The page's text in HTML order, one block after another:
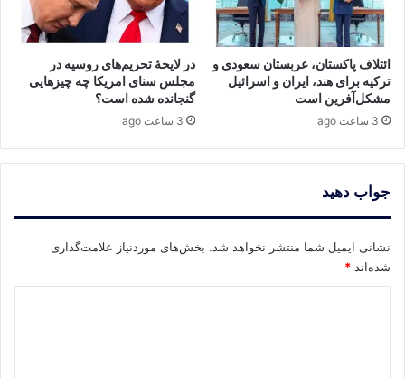
ائتلاف پاکستان، عربستان سعودی و
ترکیه برای هند، ایران و اسرائیل
مشکل‌آفرین است
3 ساعت ago
در لایحهٔ تحریم‌های روسیه در
مجلس سنای امریکا چه چیزهایی
گنجانده شده است؟
3 ساعت ago
جواب دهید
نشانی ایمیل شما منتشر نخواهد شد. بخش‌های موردنیاز علامت‌گذاری
شده‌اند *